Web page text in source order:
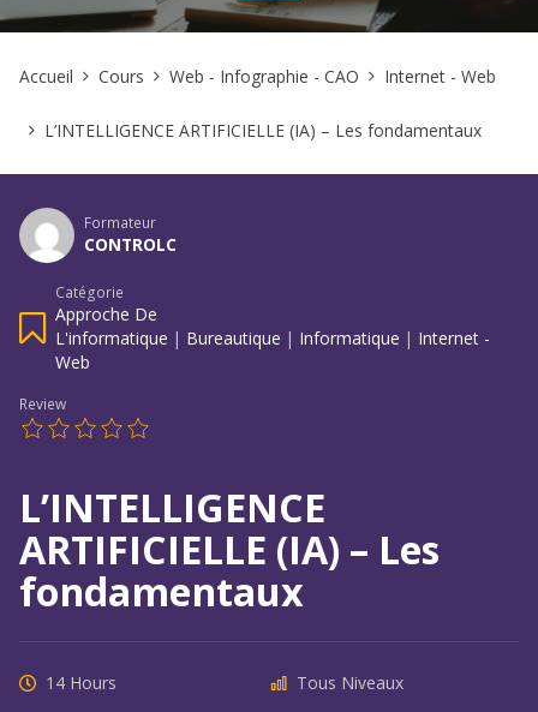
Accueil Cours Web - Infographie - CAO Internet - Web
L’INTELLIGENCE ARTIFICIELLE (IA) – Les fondamentaux
Formateur
CONTROLC
Catégorie
Approche De
L'informatique | Bureautique | Informatique | Internet -
Web
Review
L’INTELLIGENCE
ARTIFICIELLE (IA) – Les
fondamentaux
14 Hours
Tous Niveaux